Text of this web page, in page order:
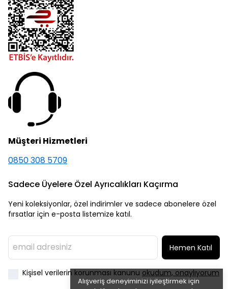
Alışveriş deneyiminizi iyileştirmek için
Müşteri Hizmetleri
0850 308 5709
Sadece Üyelere Özel Ayrıcalıkları Kaçırma
Yeni koleksiyonlar, özel indirimler ve sadece abonelere özel
fırsatlar için e-posta listemize katıl.
Hemen Katıl
Kişisel verilerin korunması kanunu okudum, onaylıyorum